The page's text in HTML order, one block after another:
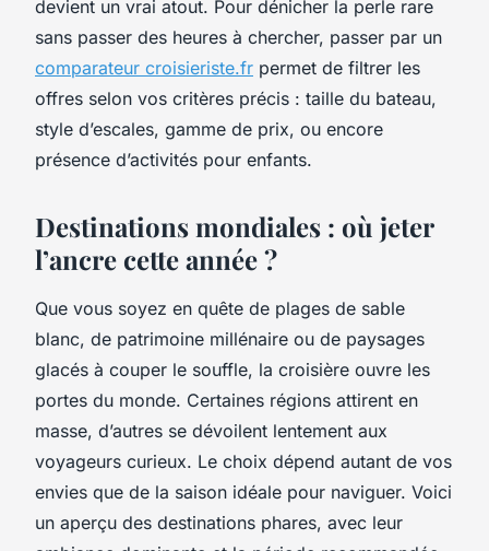
devient un vrai atout. Pour dénicher la perle rare
sans passer des heures à chercher, passer par un
comparateur croisieriste.fr permet de filtrer les
offres selon vos critères précis : taille du bateau,
style d’escales, gamme de prix, ou encore
présence d’activités pour enfants.
Destinations mondiales : où jeter
l’ancre cette année ?
Que vous soyez en quête de plages de sable
blanc, de patrimoine millénaire ou de paysages
glacés à couper le souffle, la croisière ouvre les
portes du monde. Certaines régions attirent en
masse, d’autres se dévoilent lentement aux
voyageurs curieux. Le choix dépend autant de vos
envies que de la saison idéale pour naviguer. Voici
un aperçu des destinations phares, avec leur